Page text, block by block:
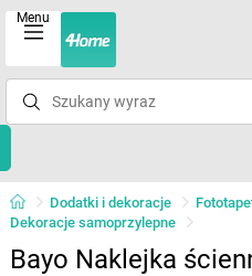
Menu
Dodatki i dekoracje
Dekoracje samoprzylepne
Bayo Naklejka